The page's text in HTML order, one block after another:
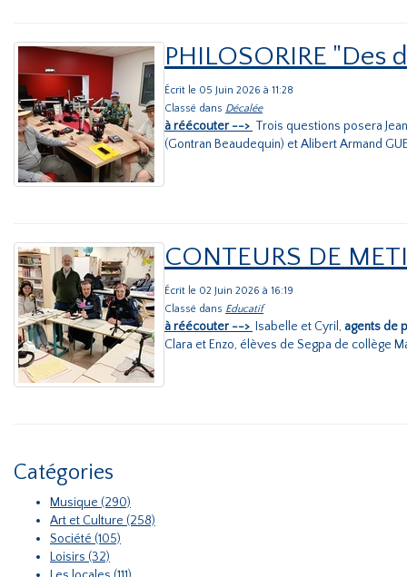
PHILOSORIRE
Écrit le 05 Juin 2026 à 11:28
Classé dans Décalée
à réécouter --> Trois questions posera
(Gontran Beaudequin) et Alibert Armand
CONTEURS DE
Écrit le 02 Juin 2026 à 16:19
Classé dans Educatif
à réécouter --> Isabelle et Cyril, agents de
Clara et Enzo, élèves de Segpa de collège
Catégories
Musique (290)
Art et Culture (258)
Société (105)
Loisirs (32)